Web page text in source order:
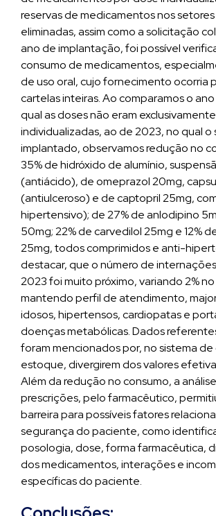
reservas de medicamentos nos
eliminadas, assim como a solicitação
ano de implantação, foi possível
consumo de medicamentos,
de uso oral, cujo fornecimento ocorria
cartelas inteiras. Ao comparamos o
qual as doses não eram exclusivamente
individualizadas, ao de 2023, no qual o
implantado, observamos redução no
35% de hidróxido de alumínio,
(antiácido), de omeprazol 20mg,
(antiulceroso) e de captopril 25mg,
hipertensivo); de 27% de anlodipino
50mg; 22% de carvedilol 25mg e 12%
25mg, todos comprimidos e anti-
destacar, que o número de
2023 foi muito próximo, variando 2%
mantendo perfil de atendimento,
idosos, hipertensos, cardiopatas e
doenças metabólicas. Dados
foram mencionados por, no sistema
estoque, divergirem dos valores
Além da redução no consumo, a
prescrições, pelo farmacêutico,
barreira para possíveis fatores
segurança do paciente, como
posologia, dose, forma farmacêutica,
dos medicamentos, interações e
específicas do paciente.